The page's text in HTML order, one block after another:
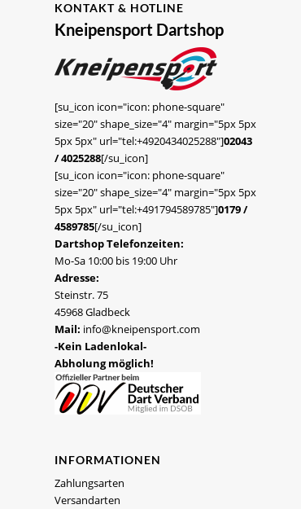
KONTAKT & HOTLINE
Kneipensport Dartshop
[su_icon icon="icon: phone-square"
size="20" shape_size="4" margin="5px 5px
5px 5px" url="tel:+4920434025288"]02043
/ 4025288[/su_icon]
[su_icon icon="icon: phone-square"
size="20" shape_size="4" margin="5px 5px
5px 5px" url="tel:+491794589785"]0179 /
4589785[/su_icon]
Dartshop Telefonzeiten:
Mo-Sa 10:00 bis 19:00 Uhr
Adresse:
Steinstr. 75
45968 Gladbeck
Mail: info@kneipensport.com
-Kein Ladenlokal-
Abholung möglich!
INFORMATIONEN
Zahlungsarten
Versandarten